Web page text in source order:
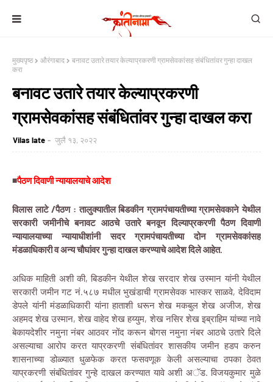
मुख्यपृष्ठ औरंगाबाद
बनावट उतारे तयार केल्याप्रकरणी ग्रामसेवकांसह संबंधितांवर गुन्हा दाखल
करा
बनावट उतारे तयार केल्याप्रकरणी
ग्रामसेवकांसह संबंधितांवर गुन्हा दाखल करा
Vilas late जुलै १३, २०२२
◾पैठण दिवाणी न्यायालयाचे आदेश
विलास लाटे /पैठण : तालुक्यातील बिडकीन ग्रामपंचायतीच्या ग्रामसेवकाने येथील
सरकारी जमीनीचे बनावट आठचे उतारे बनवून दिल्याप्रकरणी पैठण दिवाणी
न्यायालयाच्या न्यायाधीशांनी सदर ग्रामपंचायतीच्या दोन ग्रामसेवकांसह
मंडळाधिकारी व अन्य चौघांवर गुन्हा दाखल करण्याचे आदेश दिले आहेत.
अधिक माहिती अशी की, बिडकीन येथील शेख सरदार शेख उस्मान यांनी येथील
सरकारी जमीन गट नं.५८७ मधील भुखंडाची ग्रामसेवक भास्कर साळवे, देविदाम
डेपले यांनी मंडळाधिकारी यांना हाताशी धरून शेख मकबुल शेख अजीज, शेख
अहमद शेख उस्मान, शेख वाहेद शेख हय्युम, शेख नसिर शेख इब्राहिम यांच्या नावे
बेकायदेशीर नमुना नंबर आठवर नोंद करून बोगस नमुना नंबर आठचे उतारे दिले
असल्याचा आरोप करत याप्रकरणी संबंधितांवर शासकीय जमीन हडप करुन
शासनाच्या डोळ्यात धुळफेक करत फसवणूक केली असल्याचा ठपका ठेवत
याप्रकरणी संबंधितांवर गुन्हे दाखल करण्यात यावे अशी अॅड. विजयकुमार मुळे